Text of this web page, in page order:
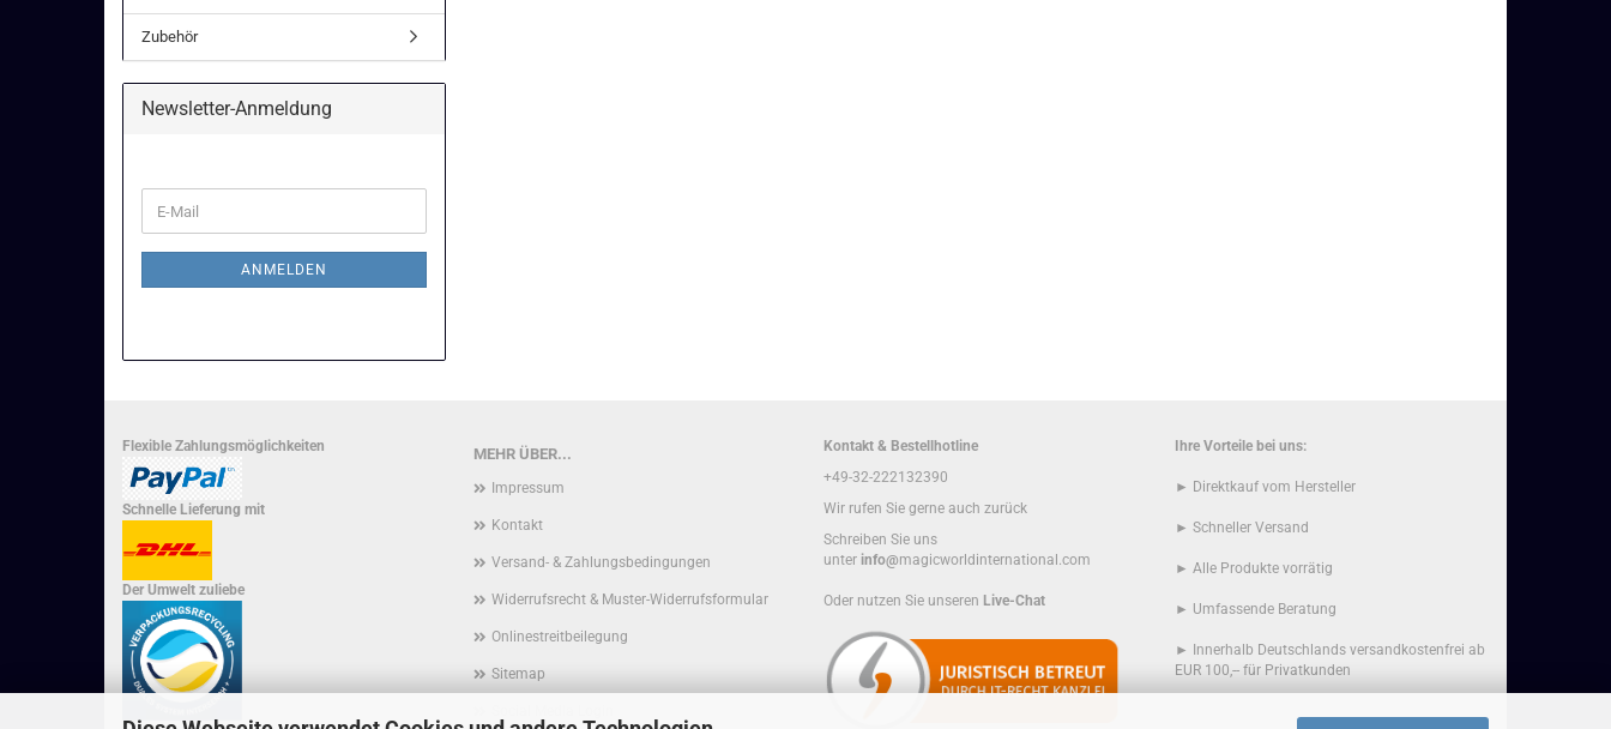
Zubehör
Newsletter-Anmeldung
ZUR
E-
Mail
ANMELDEN
MEHR ÜBER...
Impressum
Kontakt
Versand- & Zahlungsbedingungen
Widerrufsrecht & Muster-Widerrufsformular
Onlinestreitbeilegung
Sitemap
Kontakt & Bestellhotline
+49-32-222132390
Wir rufen Sie gerne auch zurück
Schreiben Sie uns
unter info@magicworldinternational.com
Oder nutzen Sie unseren Live-Chat
Ihre Vorteile bei uns:
► Direktkauf vom Hersteller
► Schneller Versand
► Alle Produkte vorrätig
► Umfassende Beratung
► Innerhalb Deutschlands versandkostenfrei ab
EUR 100,-- für Privatkunden
Flexible Zahlungsmöglichkeiten
Schnelle Lieferung mit
Der Umwelt zuliebe